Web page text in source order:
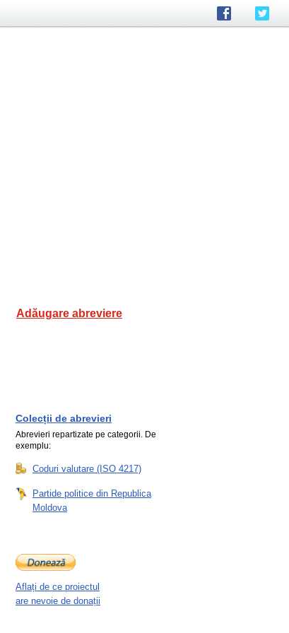
Adăugare abreviere
Colecții de abrevieri
Abrevieri repartizate pe categorii. De
exemplu:
Coduri valutare (ISO 4217)
Partide politice din Republica
Moldova
Aflați de ce proiectul
are nevoie de donații